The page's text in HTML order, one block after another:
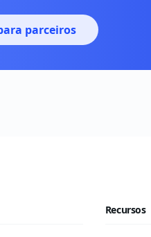
parceiros
Recursos